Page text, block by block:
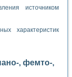
источником
характеристик
, фемто-,